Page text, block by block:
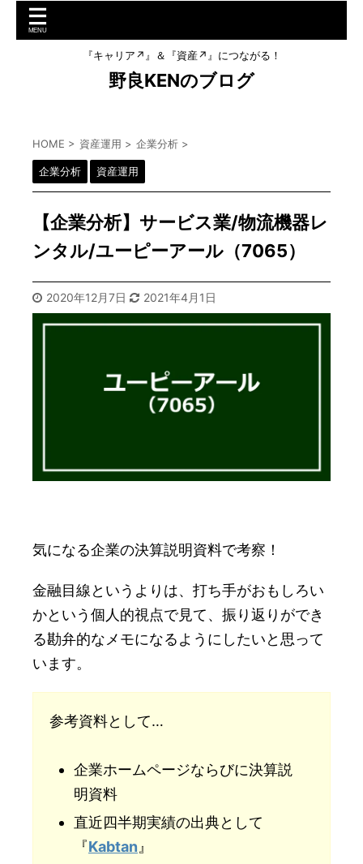
『キャリア↗︎』＆『資産↗︎』につながる！
野良KENのブログ
HOME > 資産運用 > 企業分析 >
企業分析 資産運用
【企業分析】サービス業/物流機器レ
ンタル/ユーピーアール（7065）
2020年12月7日 2021年4月1日
気になる企業の決算説明資料で考察！
金融目線というよりは、打ち手がおもしろい
かという個人的視点で見て、振り返りができ
る勘弁的なメモになるようにしたいと思って
います。
参考資料として…
企業ホームページならびに決算説
明資料
直近四半期実績の出典として
『Kabtan 』